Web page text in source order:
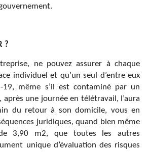
?
ne pouvez assurer à chaque
individuel et qu’un seul d’entre eux
19, même s’il est contaminé par un
après une journée en télétravail, l’aura
du retour à son domicile, vous en
juridiques, quand bien même
de 3,90 m2, que toutes les autres
unique d’évaluation des risques